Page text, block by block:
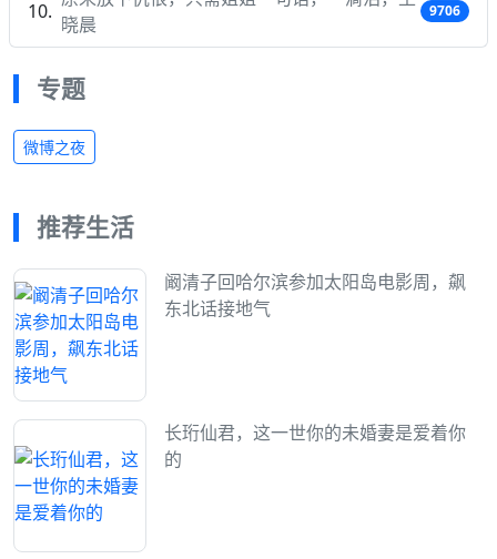
晓晨
9706
专题
微博之夜
推荐生活
阚清子回哈尔滨参加太阳岛电影周，飙
东北话接地气
长珩仙君，这一世你的未婚妻是爱着你
的